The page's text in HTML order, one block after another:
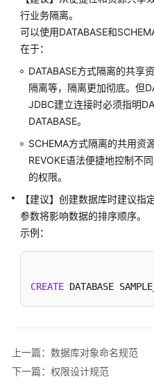
据
库
使
入
门
设
计
建
概
据
规
行业务隔离。
可以使用DATABASE和
在于：
DATABASE方式隔离的共享
隔离等，隔离更加彻底。但
JDBC建立连接时必须指明
DATABASE。
SCHEMA方式隔离的共用资
REVOKE语法便捷地控制不
的权限。
【建议】创建数据库时建议指
参数将影响数据的排序顺序。
示例：
CREATE DATABASE
上一篇：数据库对象命名规范
下一篇：权限设计规范